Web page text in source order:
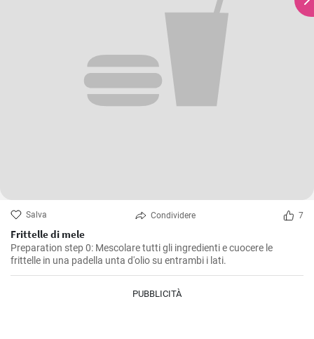
Salva Condividere 7
Frittelle di mele
Preparation step 0: Mescolare tutti gli ingredienti e cuocere le
frittelle in una padella unta d'olio su entrambi i lati.
PUBBLICITÀ